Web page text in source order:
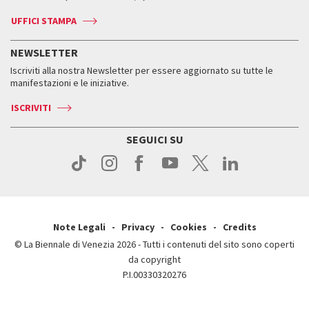
Press
Accrediti
Come raggiungerci
Accrediti
Come raggiungerci
Contatti
Press
Press
Edizioni passate
Orari e sedi
Biglietti
Servizi al pubblico
Come raggiungerci
Contatti
ASAC DATI
Storia
Orari e sedi
UFFICI STAMPA
NEWSLETTER
Iscriviti alla nostra Newsletter per essere aggiornato su tutte le
manifestazioni e le iniziative.
ISCRIVITI
SEGUICI SU
Note Legali Privacy Cookies
Credits
© La Biennale di Venezia 2026 - Tutti i contenuti del sito sono coperti
da copyright
P.I.00330320276